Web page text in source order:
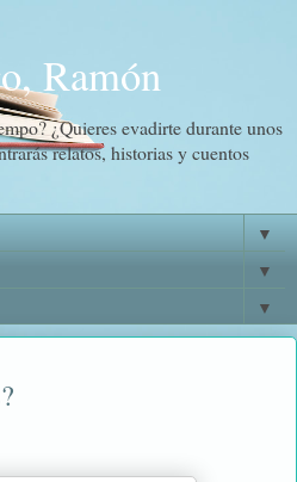
Ramón
¿Quieres evadirte durante unos
relatos, historias y cuentos
▼
▼
▼